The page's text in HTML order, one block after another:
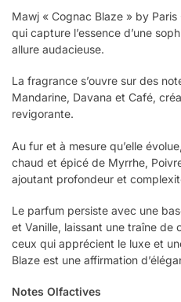
Mawj « Cognac Blaze » by
qui capture l’essence d’une
allure audacieuse.
La fragrance s’ouvre sur des
Mandarine, Davana et Café,
revigorante.
Au fur et à mesure qu’elle
chaud et épicé de Myrrhe,
ajoutant profondeur et
Le parfum persiste avec une
et Vanille, laissant une traîne de
ceux qui apprécient le luxe et
Blaze est une affirmation
Notes Olfactives